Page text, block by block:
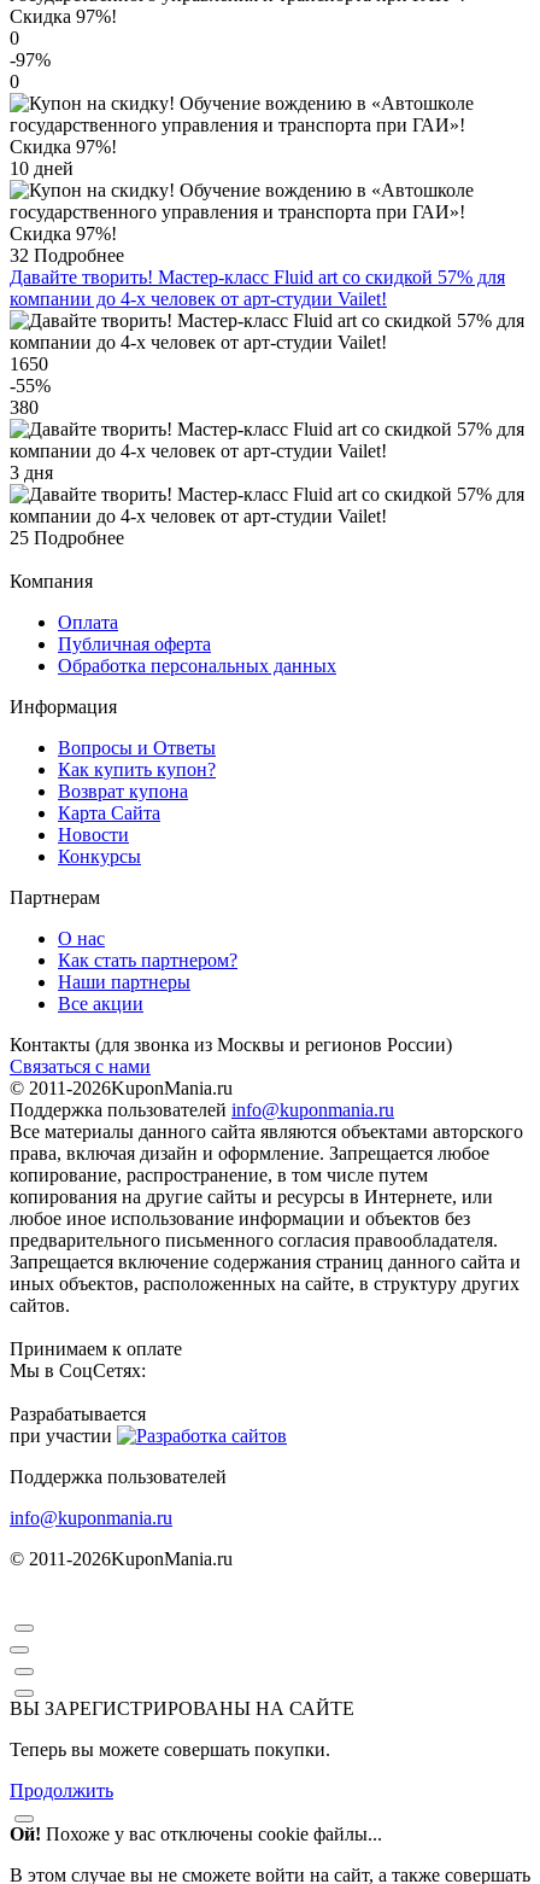
0
-97%
0
10 дней
32 Подробнее
Давайте творить! Мастер-класс Fluid art со скидкой 57% для
компании до 4-х человек от арт-студии Vailet!
1650
-55%
380
3 дня
25 Подробнее
Компания
Оплата
Публичная оферта
Обработка персональных данных
Информация
Вопросы и Ответы
Как купить купон?
Возврат купона
Карта Сайта
Новости
Конкурсы
Партнерам
О нас
Как стать партнером?
Наши партнеры
Все акции
Контакты (для звонка из Москвы и регионов России)
Связаться с нами
© 2011-2026KuponMania.ru
Поддержка пользователей info@kuponmania.ru
Все материалы данного сайта являются объектами авторского
права, включая дизайн и оформление. Запрещается любое
копирование, распространение, в том числе путем
копирования на другие сайты и ресурсы в Интернете, или
любое иное использование информации и объектов без
предварительного письменного согласия правообладателя.
Запрещается включение содержания страниц данного сайта и
иных объектов, расположенных на сайте, в структуру других
сайтов.
Принимаем к оплате
Мы в СоцСетях:
Разрабатывается
при участии
Поддержка пользователей
info@kuponmania.ru
© 2011-2026KuponMania.ru
ВЫ ЗАРЕГИСТРИРОВАНЫ НА САЙТЕ
Теперь вы можете совершать покупки.
Продолжить
Ой! Похоже у вас отключены cookie файлы...
В этом случае вы не сможете войти на сайт, а также совершать